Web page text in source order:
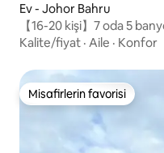
Ev - Johor Bahru
【16-20 kişi】7 oda 5
Kalite/fiyat · Aile · Konfor
Misafirlerin favorisi
Misafirlerin favorisi